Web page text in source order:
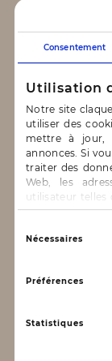
Consentement
Utilisation
Notre site
utiliser des
mettre à jour,
annonces. Si
traiter des
Web, les
utilisateur telles
Vous avez le
utilisations,
de
de cookie en
options. Vous
Nécessaires
Préférences
Statistiques
Blog
CONTACT
FAQ
Nous
Mentions
Données